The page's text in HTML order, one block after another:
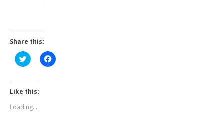
Share this:
Click
to
Twitter
(Opens
in
window)
Click
to
Like this:
Loading...